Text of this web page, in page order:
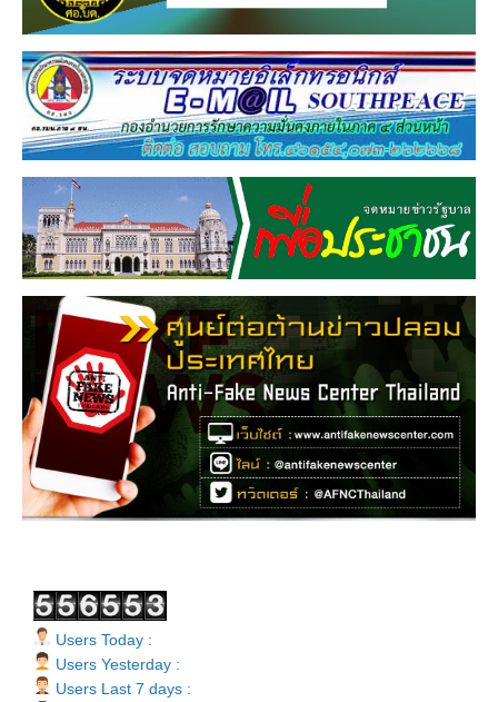
Users Today :
Users Yesterday :
Users Last 7 days :